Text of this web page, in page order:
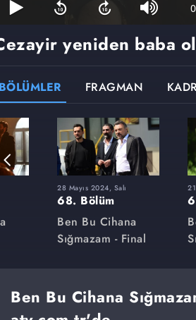
yeniden baba
BÖLÜMLER FRAGMAN
28 Mayıs 2024, Salı
68. Bölüm
Ben Bu Cihana
Sığmazam - Final
Ben Bu Cihana